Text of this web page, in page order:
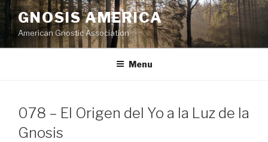
Skip
to
content
GNOSIS AMERICA
American Gnostic Association
Menu
078 – El Origen del Yo a la Luz de la
Gnosis